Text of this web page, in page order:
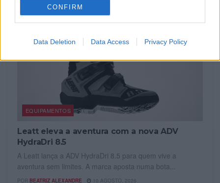
CONFIRM
Data Deletion Data Access Privacy Policy
EQUIPAMENTOS
Leatt eleva a aventura com a nova ADV
HydraDri 8.5
A Leatt lança a ADV HydraDri 8.5 para quem vive a
aventura sem limites. A marca aposta numa bota...
POR BEATRIZ ALEXANDRE 10 AGOSTO, 2026